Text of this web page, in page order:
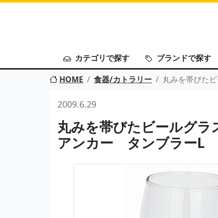
カテゴリで探す
ブランドで探す
HOME
食器/カトラリー 丸みを帯びた
2009.6.29
丸みを帯びたビールグ
アンカー タンブラーL